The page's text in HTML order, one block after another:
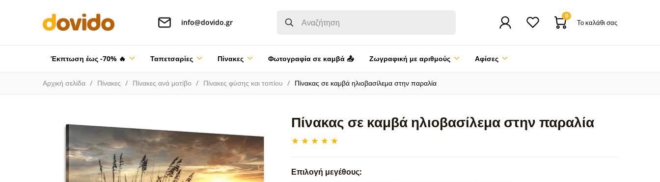
info@dovido.gr
0
Το καλάθι σας
Έκπτωση έως -70% 🔥 Ταπετσαρίες Πίνακες Φωτογραφία σε καμβά 📤 Ζωγραφική με αριθμούς Αφίσες
Αρχική σελίδα Πίνακες Πίνακες ανά μοτίβο Πίνακες φύσης και τοπίου Πίνακας σε καμβά ηλιοβασίλεμα στην παραλία
Πίνακας σε καμβά ηλιοβασίλεμα στην παραλία
Επιλογή μεγέθους: